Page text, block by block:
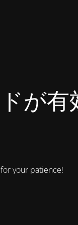
が有
your patience!